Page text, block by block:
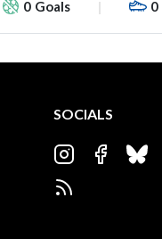
0 Goals 0
SOCIALS